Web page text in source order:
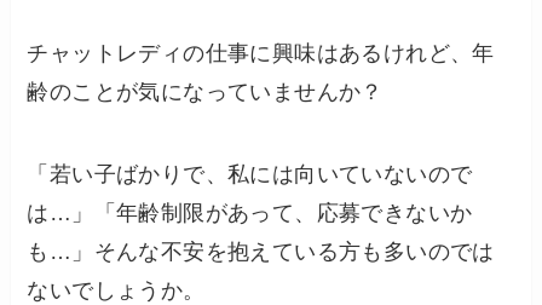
チャットレディの仕事に興味はあるけれど、年
齢のことが気になっていませんか？
「若い子ばかりで、私には向いていないので
は…」「年齢制限があって、応募できないか
も…」そんな不安を抱えている方も多いのでは
ないでしょうか。